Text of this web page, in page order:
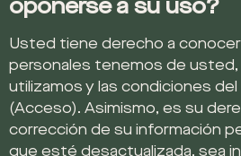
oponerse a su uso?
Usted tiene derecho a
personales tenemos de usted,
utilizamos y las condiciones
(Acceso). Asimismo, es su
corrección de su información
que esté desactualizada, sea